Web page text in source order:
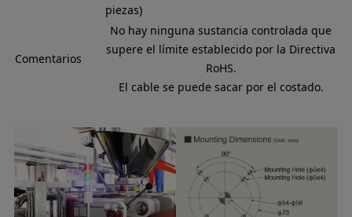
piezas)
Comentarios
No hay ninguna sustancia controlada que
supere el límite establecido por la Directiva
RoHS.
El cable se puede sacar por el costado.